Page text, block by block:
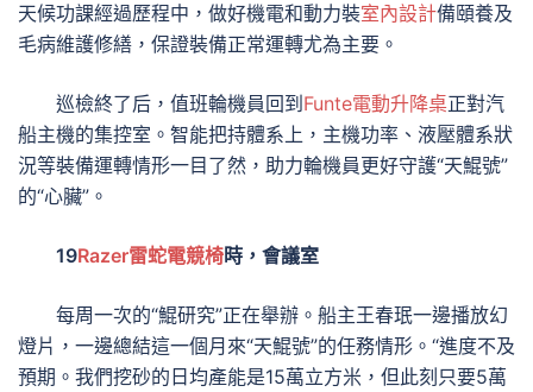
天候功課經過歷程中，做好機電和動力裝室內設計備頤養及
毛病維護修繕，保證裝備正常運轉尤為主要。
巡檢終了后，值班輪機員回到 Funte電動升降桌正對汽
船主機的集控室。智能把持體系上，主機功率、液壓體系狀
況等裝備運轉情形一目了然，助力輪機員更好守護“天鯤號”
的“心臟”。
19Razer雷蛇電競椅時，會議室
每周一次的“鯤研究”正在舉辦。船主王春珉一邊播放幻
燈片，一邊總結這一個月來“天鯤號”的任務情形。“進度不及
預期。我們挖砂的日均產能是15萬立方米，但此刻只要5萬